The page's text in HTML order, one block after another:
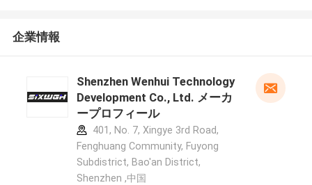
企業情報
Shenzhen Wenhui Technology
Development Co., Ltd. メーカ
ープロフィール
401, No. 7, Xingye 3rd Road,
Fenghuang Community, Fuyong
Subdistrict, Bao'an District,
Shenzhen ,中国